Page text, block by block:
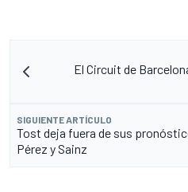
El Circuit de
SIGUIENTE ARTÍCULO
Tost deja fuera de sus
Pérez y Sainz